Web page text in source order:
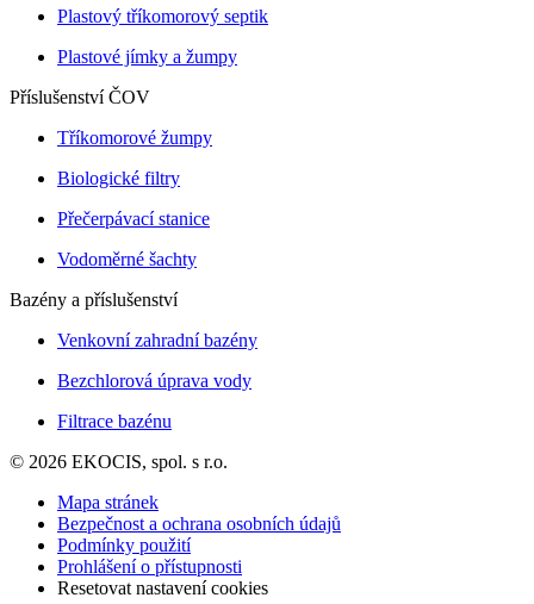
Plastový tříkomorový septik
Plastové jímky a žumpy
Příslušenství ČOV
Tříkomorové žumpy
Biologické filtry
Přečerpávací stanice
Vodoměrné šachty
Bazény a příslušenství
Venkovní zahradní bazény
Bezchlorová úprava vody
Filtrace bazénu
© 2026 EKOCIS, spol. s r.o.
Mapa stránek
Bezpečnost a ochrana osobních údajů
Podmínky použití
Prohlášení o přístupnosti
Resetovat nastavení cookies